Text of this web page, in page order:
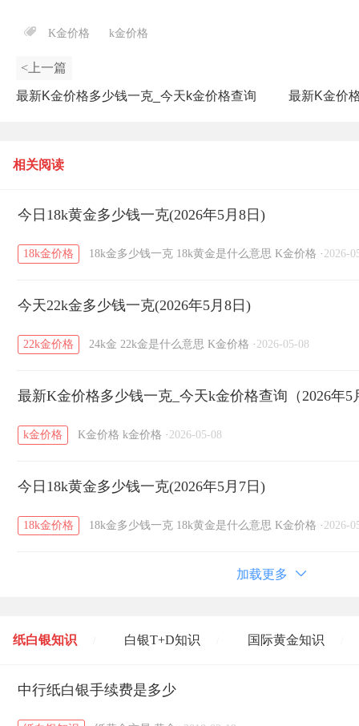
K金价格 k金价格
<上一篇
最新K金价格多少钱一克_今天k金价格查询 最新K金价
相关阅读
今日18k黄金多少钱一克(2026年5月8日)
18k金价格 18k金多少钱一克 18k黄金是什么意思 K金价格 · 2026-
今天22k金多少钱一克(2026年5月8日)
22k金价格 24k金 22k金是什么意思 K金价格 · 2026-05-08
最新K金价格多少钱一克_今天k金价格查询（2026年5
k金价格 K金价格 k金价格 · 2026-05-08
今日18k黄金多少钱一克(2026年5月7日)
18k金价格 18k金多少钱一克 18k黄金是什么意思 K金价格 · 2026-
加载更多
纸白银知识 白银T+D知识 国际黄金知识
黄金T+D知识 / 粤贵银知识
中行纸白银手续费是多少